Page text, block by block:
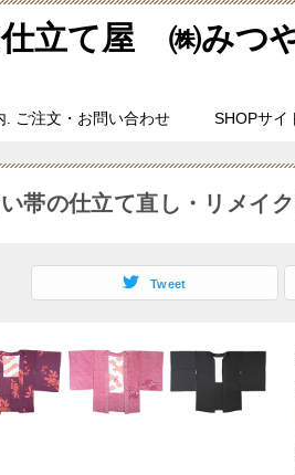
立て屋 ㈱みつ
. ご注文・お問い合わせ SHOPサイ
い帯の仕立て直し・リメイ
Tweet